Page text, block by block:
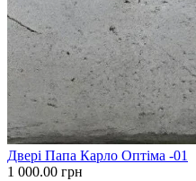
Двері Папа Карло Оптіма -01
1 000.00 грн